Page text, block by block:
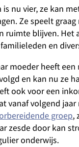
is nu vier, ze kan
Ze speelt
ruimte blijven. Het
en
moeder heeft een
en kan nu ze
ook voor een
vanaf volgend
groep,
zesde door kan
onderwijs.